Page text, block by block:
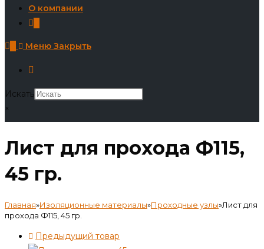
О компании
Меню Закрыть
Искать
×
Лист для прохода Ф115,
45 гр.
Главная»Изоляционные материалы»Проходные узлы»Лист для
прохода Ф115, 45 гр.
Предыдущий товар